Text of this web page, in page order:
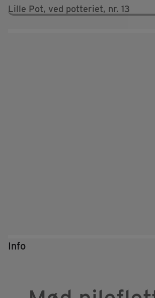
Lille Pot, ved potteriet, nr. 13
Info